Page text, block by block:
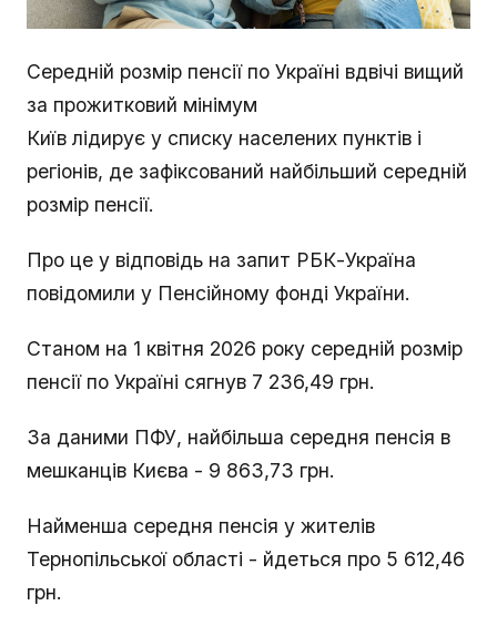
Середній розмір пенсії по Україні вдвічі вищий
за прожитковий мінімум
Київ лідирує у списку населених пунктів і
регіонів, де зафіксований найбільший середній
розмір пенсії.
Про це у відповідь на запит РБК-Україна
повідомили у Пенсійному фонді України.
Станом на 1 квітня 2026 року середній розмір
пенсії по Україні сягнув 7 236,49 грн.
За даними ПФУ, найбільша середня пенсія в
мешканців Києва - 9 863,73 грн.
Найменша середня пенсія у жителів
Тернопільської області - йдеться про 5 612,46
грн.